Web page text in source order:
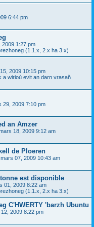
6:44 pm
2009 1:27 pm
(1.1.x, 2.x ha 3.x)
2009 10:15 pm
a wirioù evit an darn vrasañ
29, 2009 7:10 pm
an Amzer
18, 2009 9:12 am
de Ploeren
07, 2009 10:43 am
est disponible
01, 2009 8:22 am
(1.1.x, 2.x ha 3.x)
C'HWERTY 'barzh Ubuntu
12, 2009 8:22 pm